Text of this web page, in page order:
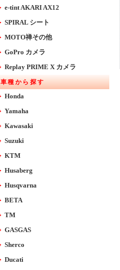
e-tint AKARI AX12
SPIRAL シート
MOTO禅その他
GoPro カメラ
Replay PRIME X カメラ
車種から探す
Honda
Yamaha
Kawasaki
Suzuki
KTM
Husaberg
Husqvarna
BETA
TM
GASGAS
Sherco
Ducati